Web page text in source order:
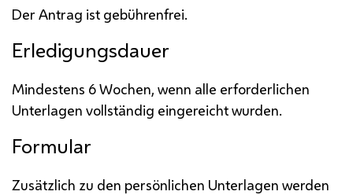
Der Antrag ist gebührenfrei.
Erledigungsdauer
Mindestens 6 Wochen, wenn alle erforderlichen
Unterlagen vollständig eingereicht wurden.
Formular
Zusätzlich zu den persönlichen Unterlagen werden